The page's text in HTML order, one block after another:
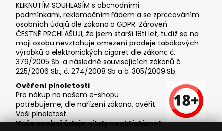
KLIKNUTÍM SOUHLASÍM s obchodními
podmínkami, reklamačním řádem a se zpracováním
osobních údajů dle zákona o GDPR. Zároveň
ČESTNĚ PROHLAŠUJI, že jsem starší 18ti let, tudíž se na
moji osobu nevztahuje omezení prodeje tabákových
výrobků a elektronických cigaret dle zákona č.
379/2005 Sb. a následně souvisejících zákonů č.
225/2006 Sb., č. 274/2008 Sb a č. 305/2009 Sb.
Ověření plnoletosti
Pro nákup na našem e-shopu
potřebujeme, dle nařízení zákona, ověřit
Vaši plnoletost.
Vaše osobní údaje nikdy neukládáme!